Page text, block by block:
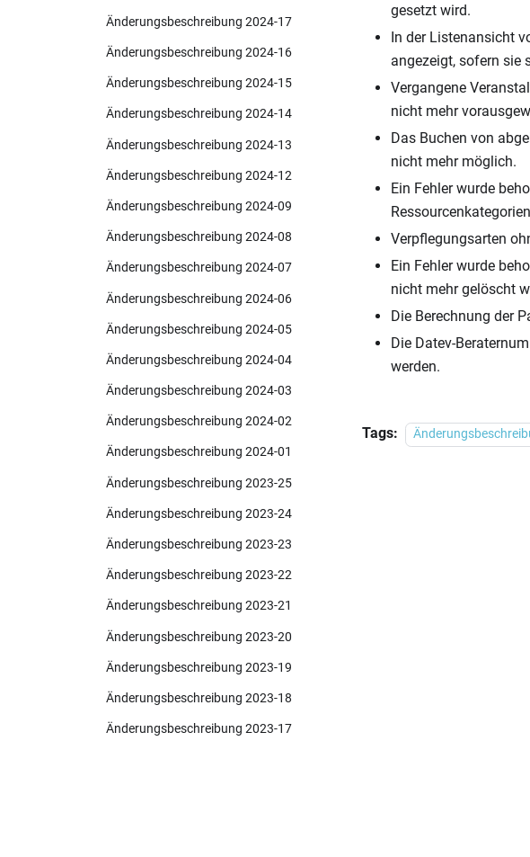
Änderungsbeschreibung 2024-17
Änderungsbeschreibung 2024-16
Änderungsbeschreibung 2024-15
Änderungsbeschreibung 2024-14
Änderungsbeschreibung 2024-13
Änderungsbeschreibung 2024-12
Änderungsbeschreibung 2024-09
Änderungsbeschreibung 2024-08
Änderungsbeschreibung 2024-07
Änderungsbeschreibung 2024-06
Änderungsbeschreibung 2024-05
Änderungsbeschreibung 2024-04
Änderungsbeschreibung 2024-03
Änderungsbeschreibung 2024-02
Änderungsbeschreibung 2024-01
Änderungsbeschreibung 2023-25
Änderungsbeschreibung 2023-24
Änderungsbeschreibung 2023-23
Änderungsbeschreibung 2023-22
Änderungsbeschreibung 2023-21
Änderungsbeschreibung 2023-20
Änderungsbeschreibung 2023-19
Änderungsbeschreibung 2023-18
Änderungsbeschreibung 2023-17
gesetzt wird.
In der Listenansicht
angezeigt, sofern sie
Vergangene
nicht mehr
Das Buchen von
nicht mehr möglich.
Ein Fehler wurde
Verpflegungsarten
Ein Fehler wurde
nicht mehr gelöscht
Die Berechnung der
Die Datev-
werden.
Tags: